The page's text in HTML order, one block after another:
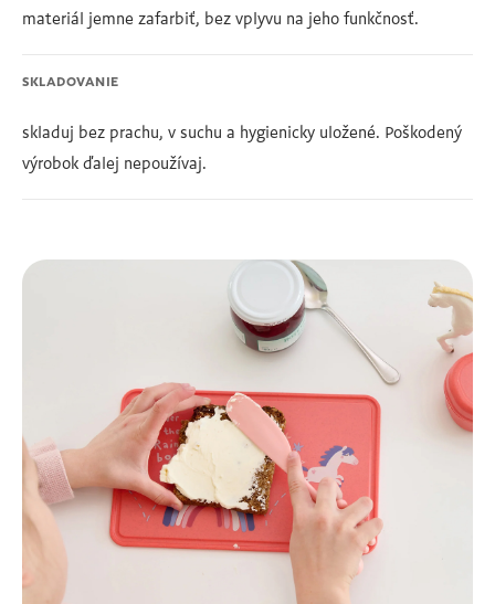
materiál jemne zafarbiť, bez vplyvu na jeho funkčnosť.
SKLADOVANIE
skladuj bez prachu, v suchu a hygienicky uložené. Poškodený
výrobok ďalej nepoužívaj.